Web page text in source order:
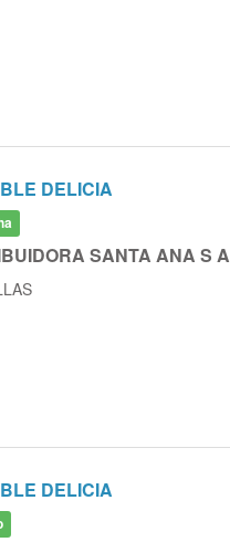
DELICIA
SANTA ANA S A
DELICIA